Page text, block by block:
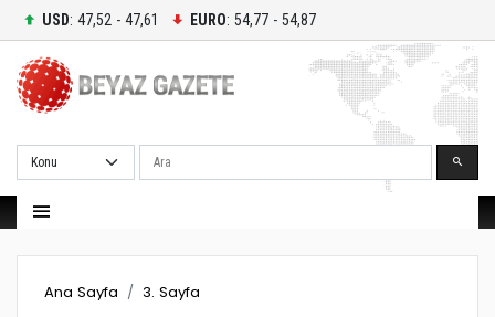
USD: 47,52 - 47,61 EURO: 54,77 - 54,87
Ara
Ana Sayfa 3. Sayfa